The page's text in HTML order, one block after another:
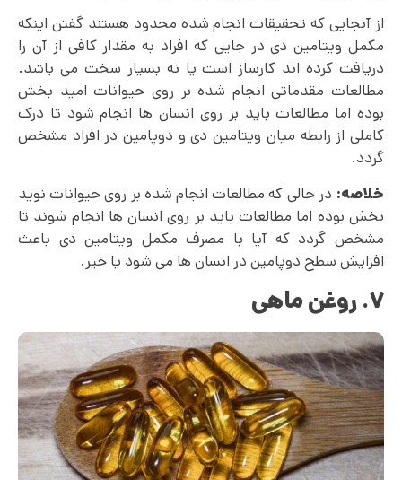
از آنجایی که تحقیقات انجام شده محدود هستند گفتن اینکه
مکمل ویتامین دی در جایی که افراد به مقدار کافی از آن را
دریافت کرده ‌اند کارساز است یا نه بسیار سخت می باشد.
مطالعات مقدماتی انجام شده بر روی حیوانات امید بخش
بوده اما مطالعات باید بر روی انسان ها انجام شود تا درک
کاملی از رابطه میان ویتامین دی و دوپامین در افراد مشخص
گردد.
خلاصه: در حالی که مطالعات انجام شده بر روی حیوانات نوید
بخش بوده اما مطالعات باید بر روی انسان ها انجام شوند تا
مشخص گردد که آیا با مصرف مکمل ویتامین دی باعث
افزایش سطح دوپامین در انسان ها می شود یا خیر.
۷. روغن ماهی